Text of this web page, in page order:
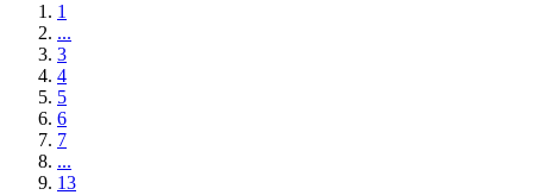
1
...
3
4
5
6
7
...
13